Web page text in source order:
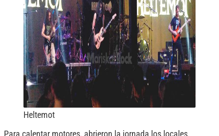
Heltemot
Para calentar motores, abrieron la jornada los locales